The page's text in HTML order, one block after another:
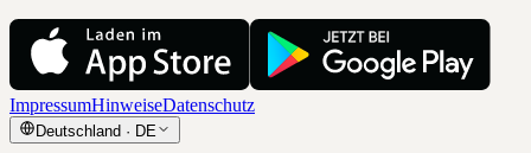
ImpressumHinweiseDatenschutz
Deutschland · DE